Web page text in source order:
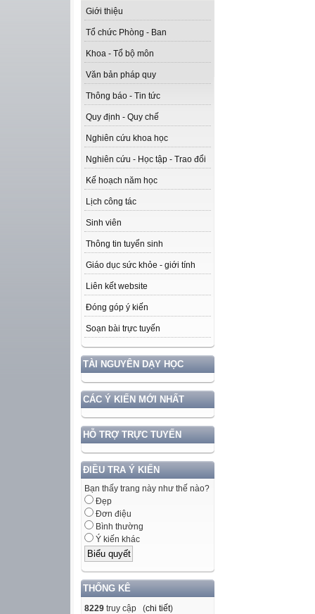
Giới thiệu
Tổ chức Phòng - Ban
Khoa - Tổ bộ môn
Văn bản pháp quy
Thông báo - Tin tức
Quy định - Quy chế
Nghiên cứu khoa học
Nghiên cứu - Học tập - Trao đổi
Kế hoạch năm học
Lịch công tác
Sinh viên
Thông tin tuyển sinh
Giáo dục sức khỏe - giới tính
Liên kết website
Đóng góp ý kiến
Soạn bài trực tuyến
TÀI NGUYÊN DẠY HỌC
CÁC Ý KIẾN MỚI NHẤT
HỖ TRỢ TRỰC TUYẾN
ĐIỀU TRA Ý KIẾN
Bạn thấy trang này như thế nào?
Đẹp
Đơn điệu
Bình thường
Ý kiến khác
THỐNG KÊ
8229 truy cập (chi tiết)